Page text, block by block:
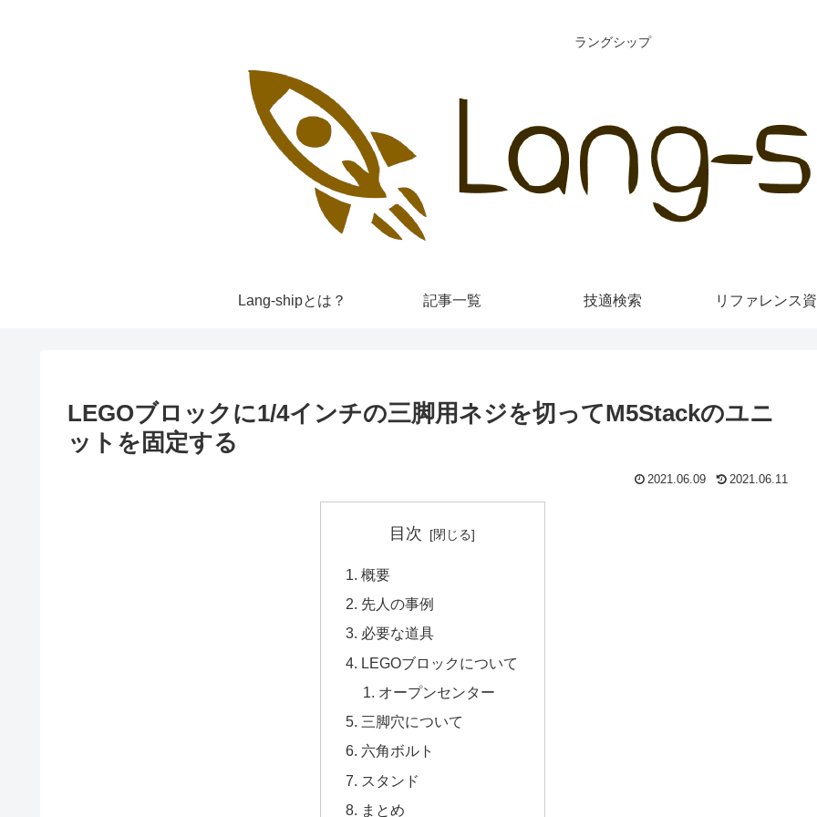
ラングシップ
Lang-shipとは？ 記事一覧 技適検索 リファレンス
LEGOブロックに1/4インチの三脚用ネジを切ってM5Stackのユニ
ットを固定する
2021.06.09 2021.06.11
目次
概要
先人の事例
必要な道具
LEGOブロックについて
オープンセンター
三脚穴について
六角ボルト
スタンド
まとめ